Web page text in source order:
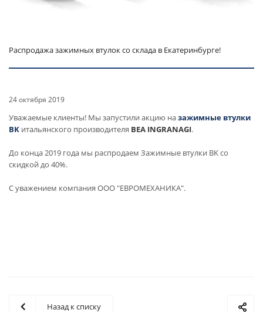
Распродажа зажимных втулок со склада в Екатеринбурге!
24 октября 2019
Уважаемые клиенты! Мы запустили акцию назажимные втулки
BK итальянского производителя BEA INGRANAGI.
До конца 2019 года мы распродаем Зажимные втулки BK со
скидкой до 40%.
С уважением компания ООО "ЕВРОМЕХАНИКА".
Назад к списку